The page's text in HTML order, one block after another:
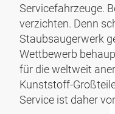
Servicefahrzeuge.
verzichten. Denn
Staubsaugerwerk
Wettbewerb
für die weltweit
Kunststoff-
Service ist daher